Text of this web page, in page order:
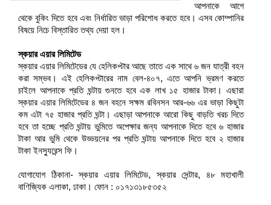
আপনাকে আগে
থেকে বুকিং দিতে হবে এবং নির্ধারিত ভাড়া পরিশোধ করতে হবে। এসব কোম্পানির
বিষয়ে নিচে বিস্তারিত তথ্য দেয়া হল।
স্কয়ার এয়ার লিমিটেড
স্কয়ার এয়ার লিমিটেডের যে হেলিকপ্টার আছে তাতে এক সাথে ৬ জন যাত্রী বহন
করা সম্ভব। এই হেলিকপ্টারের নাম বেল-৪০৭, এতে আপনি ভ্রমণ করতে
চাইলে আপনাকে প্রতি ঘন্টায় গুনতে হবে এক লাখ ১৫ হাজার টাকা। এছারা
স্কয়ার এয়ার লিমিটেডের ৪ জন বহনে সক্ষম রবিনসন আর-৬৬ এর ভাড়া কিছুটা
কম এটা ৭৫ হাজার প্রতি ঘন্টা। এছাড়া আপনাকে আরো কিছু বাড়তি খরচ দিতে
হবে তা হচ্ছে প্রতি ঘন্টায় ভুমিতে অপেক্ষার জন্য আপনাকে দিতে হবে ৬ হাজার
টাকা আর ভুমি থেকে উড্ডয়নের পর প্রতি ঘন্টায় আপনাকে দিতে হবে ২ হাজার
টাকা ইনস্যুরেন্স ফি।
যোগাযোগ ঠিকানা- স্কয়ার এয়ার লিমিটেড, স্কয়ার সেন্টার, ৪৮ মহাখালী
বাণিজ্যিক এলাকা, ঢাকা। ফোন : ০১৭১৩১৮৫৩৫২